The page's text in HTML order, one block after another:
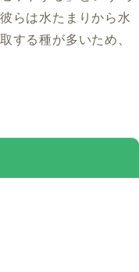
らは水たまりから水
する種が多いため、